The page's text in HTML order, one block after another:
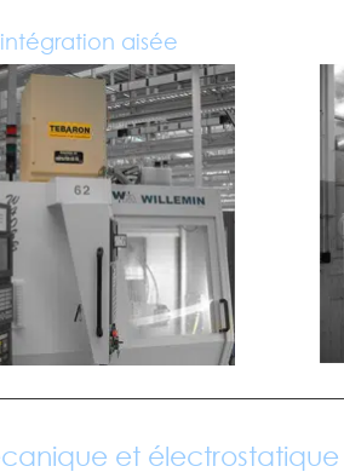
aisée
et électrostatique